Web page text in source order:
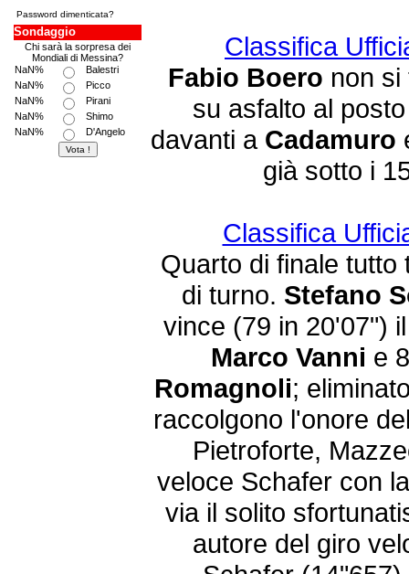
Password dimenticata?
Sondaggio
Chi sarà la sorpresa dei
Mondiali di Messina?
NaN%
Balestri
NaN%
Picco
NaN%
Pirani
NaN%
Shimo
NaN%
D'Angelo
Classifica
Fabio Boero non
su asfalto al
davanti a Cadamuro
già sotto i
Classifica
Quarto di finale
di turno. Stefano
vince (79 in 20'07")
Marco Vanni e
Romagnoli;
raccolgono l'onore
Pietroforte,
veloce Schafer con
via il solito
autore del giro